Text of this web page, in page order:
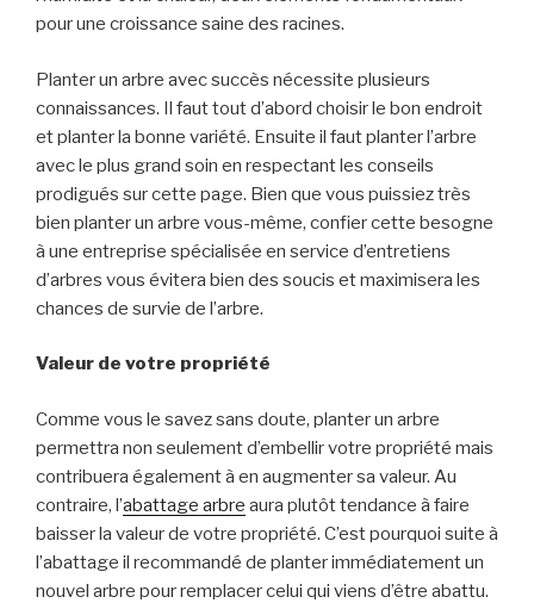
pour une croissance saine des racines.
Planter un arbre avec succès nécessite plusieurs
connaissances. Il faut tout d’abord choisir le bon endroit
et planter la bonne variété. Ensuite il faut planter l’arbre
avec le plus grand soin en respectant les conseils
prodigués sur cette page. Bien que vous puissiez très
bien planter un arbre vous-même, confier cette besogne
à une entreprise spécialisée en service d’entretiens
d’arbres vous évitera bien des soucis et maximisera les
chances de survie de l’arbre.
Valeur de votre propriété
Comme vous le savez sans doute, planter un arbre
permettra non seulement d’embellir votre propriété mais
contribuera également à en augmenter sa valeur. Au
contraire, l’abattage arbre aura plutôt tendance à faire
baisser la valeur de votre propriété. C’est pourquoi suite à
l’abattage il recommandé de planter immédiatement un
nouvel arbre pour remplacer celui qui viens d’être abattu.